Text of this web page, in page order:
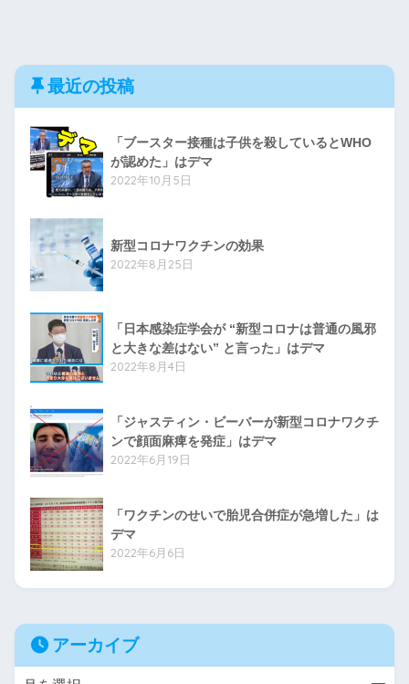
最近の投稿
「ブースター接種は子供を殺しているとWHO
が認めた」はデマ
2022年10月5日
新型コロナワクチンの効果
2022年8月25日
「日本感染症学会が “新型コロナは普通の風邪
と大きな差はない” と言った」はデマ
2022年8月4日
「ジャスティン・ビーバーが新型コロナワクチ
ンで顔面麻痺を発症」はデマ
2022年6月19日
「ワクチンのせいで胎児合併症が急増した」は
デマ
2022年6月6日
アーカイブ